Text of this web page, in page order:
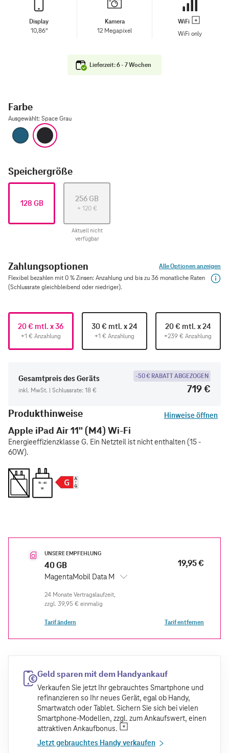
Display
10,86"
Kamera
12 Megapixel
WiFi
WiFi only
Lieferzeit: 6 - 7 Wochen
Farbe
Ausgewählt: Space Grau
Blau
Speichergröße
128 GB 256 GB
+ 120 €
Aktuell nicht
verfügbar
Zahlungsoptionen
Alle Optionen anzeigen
Flexibel bezahlen mit 0 % Zinsen: Anzahlung und bis zu 36 monatliche Raten
(Schlussrate gleichbleibend oder niedriger).
20 € mtl. x 36
+1 € Anzahlung
30 € mtl. x 24
+1 € Anzahlung
20 € mtl. x 24
+239 € Anzahlung
Gesamtpreis des Geräts
inkl. MwSt. | Schlussrate: 18 €
-50 € RABATT ABGEZOGEN
719 €
Produkthinweise
Hinweise öffnen
Apple iPad Air 11" (M4) Wi-Fi
Energieeffizienzklasse G. Ein Netzteil ist nicht enthalten (15 -
60W).
15 - 60
W
UNSERE EMPFEHLUNG
40 GB
MagentaMobil Data M
19,95 €
zzgl. 39,95 € einmalig
Tarif ändern Tarif entfernen
Geld sparen mit dem Handyankauf
Verkaufen Sie jetzt Ihr gebrauchtes Smartphone und
refinanzieren so Ihr neues Gerät, egal ob Handy,
Smartwatch oder Tablet. Sichern Sie sich bei vielen
Smartphone-Modellen, zzgl. zum Ankaufswert, einen
attraktiven Ankaufbonus.
Jetzt gebrauchtes Handy verkaufen